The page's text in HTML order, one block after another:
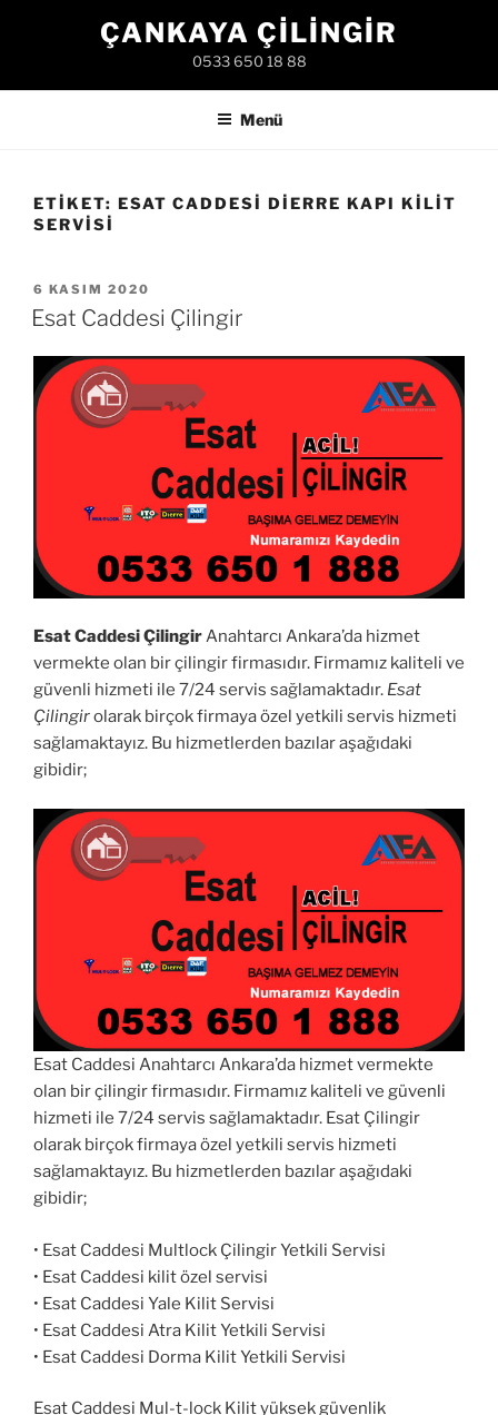
ÇANKAYA ÇILINGIR
0533 650 18 88
Menü
ETIKET: ESAT CADDESI DIERRE KAPI KILIT
SERVISI
YAYIM
TARIHI
6 KASIM 2020
Esat Caddesi Çilingir
Esat Caddesi ÇilingirAnahtarcı Ankara’da hizmet
vermekte olan bir çilingir firmasıdır. Firmamız kaliteli ve
güvenli hizmeti ile 7/24 servis sağlamaktadır. Esat
Çilingirolarak birçok firmaya özel yetkili servis hizmeti
sağlamaktayız. Bu hizmetlerden bazılar aşağıdaki
gibidir;
Esat Caddesi Anahtarcı Ankara’da hizmet vermekte
olan bir çilingir firmasıdır. Firmamız kaliteli ve güvenli
hizmeti ile 7/24 servis sağlamaktadır. Esat Çilingir
olarak birçok firmaya özel yetkili servis hizmeti
sağlamaktayız. Bu hizmetlerden bazılar aşağıdaki
gibidir;
• Esat Caddesi Multlock Çilingir Yetkili Servisi
• Esat Caddesi kilit özel servisi
• Esat Caddesi Yale Kilit Servisi
• Esat Caddesi Atra Kilit Yetkili Servisi
• Esat Caddesi Dorma Kilit Yetkili Servisi
Esat Caddesi Mul-t-lock Kilit yüksek güvenlik